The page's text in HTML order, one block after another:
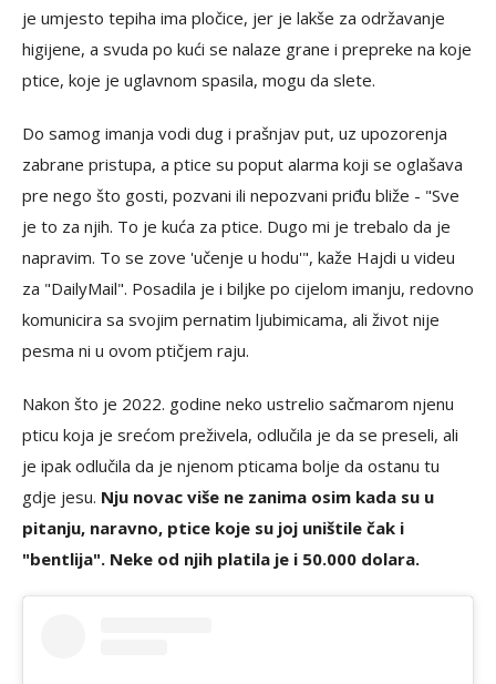
je umjesto tepiha ima pločice, jer je lakše za održavanje
higijene, a svuda po kući se nalaze grane i prepreke na koje
ptice, koje je uglavnom spasila, mogu da slete.
Do samog imanja vodi dug i prašnjav put, uz upozorenja
zabrane pristupa, a ptice su poput alarma koji se oglašava
pre nego što gosti, pozvani ili nepozvani priđu bliže - "Sve
je to za njih. To je kuća za ptice. Dugo mi je trebalo da je
napravim. To se zove 'učenje u hodu'", kaže Hajdi u videu
za "DailyMail". Posadila je i biljke po cijelom imanju, redovno
komunicira sa svojim pernatim ljubimicama, ali život nije
pesma ni u ovom ptičjem raju.
Nakon što je 2022. godine neko ustrelio sačmarom njenu
pticu koja je srećom preživela, odlučila je da se preseli, ali
je ipak odlučila da je njenom pticama bolje da ostanu tu
gdje jesu. Nju novac više ne zanima osim kada su u
pitanju, naravno, ptice koje su joj uništile čak i
"bentlija". Neke od njih platila je i 50.000 dolara.